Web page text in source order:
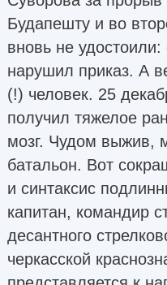
Будапешту и во
вновь не
нарушил приказ. А
(!) человек. 25
получил тяжелое
мозг. Чудом выжив,
батальон. Вот
и синтаксис
капитан, командир
десантного
черкасской